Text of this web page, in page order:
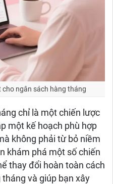
ngân sách hàng tháng
chỉ là một chiến lược
một kế hoạch phù hợp
không phải từ bỏ niềm
khám phá một số chiến
thay đổi hoàn toàn cách
và giúp bạn xây